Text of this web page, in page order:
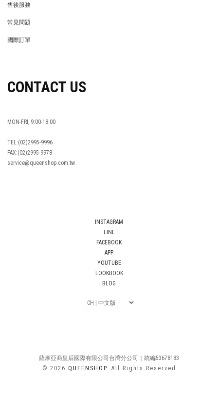
售後服務
常見問題
國際訂單
CONTACT US
MON-FRI, 9:00-18:00
TEL:(02)2995-9996
FAX:(02)2995-9978
service@queenshop.com.tw
INSTAGRAM
LINE
FACEBOOK
APP
YOUTUBE
LOOKBOOK
BLOG
薩摩亞商皇后國際有限公司台灣分公司｜統編53678183
© 2026 QUEENSHOP. All Rights Reserved